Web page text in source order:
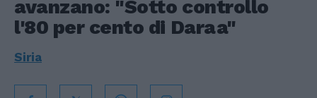
avanzano: "Sotto controllo
l'80 per cento di Daraa"
Siria